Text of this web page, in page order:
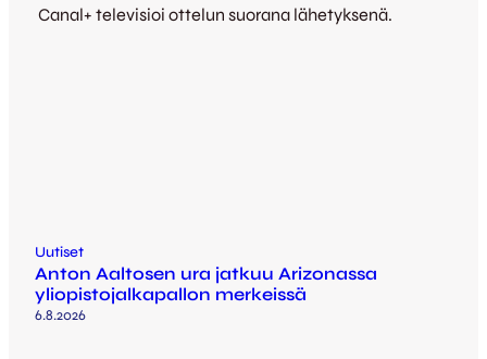
Canal+ televisioi ottelun suorana lähetyksenä.
Uutiset
Anton Aaltosen ura jatkuu Arizonassa
yliopistojalkapallon merkeissä
6.8.2026